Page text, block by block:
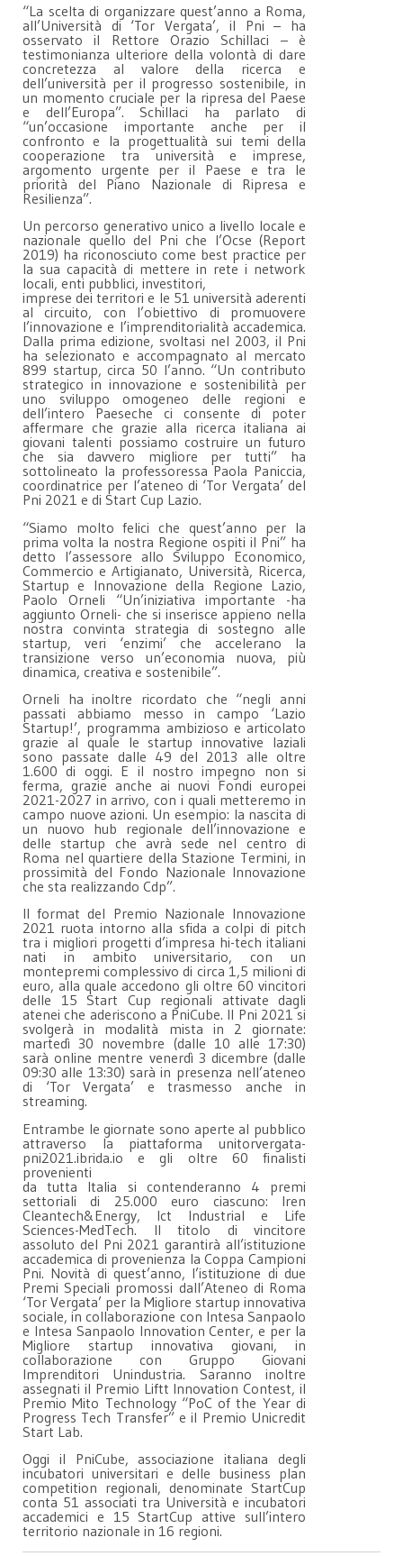
“La scelta di organizzare quest’anno a Roma,
all’Università di ‘Tor Vergata’, il Pni – ha
osservato il Rettore Orazio Schillaci – è
testimonianza ulteriore della volontà di dare
concretezza al valore della ricerca e
dell’università per il progresso sostenibile, in
un momento cruciale per la ripresa del Paese
e dell’Europa”. Schillaci ha parlato di
“un’occasione importante anche per il
confronto e la progettualità sui temi della
cooperazione tra università e imprese,
argomento urgente per il Paese e tra le
priorità del Piano Nazionale di Ripresa e
Resilienza”.
Un percorso generativo unico a livello locale e
nazionale quello del Pni che l’Ocse (Report
2019) ha riconosciuto come best practice per
la sua capacità di mettere in rete i network
locali, enti pubblici, investitori,
imprese dei territori e le 51 università aderenti
al circuito, con l’obiettivo di promuovere
l’innovazione e l’imprenditorialità accademica.
Dalla prima edizione, svoltasi nel 2003, il Pni
ha selezionato e accompagnato al mercato
899 startup, circa 50 l’anno. “Un contributo
strategico in innovazione e sostenibilità per
uno sviluppo omogeneo delle regioni e
dell’intero Paeseche ci consente di poter
affermare che grazie alla ricerca italiana ai
giovani talenti possiamo costruire un futuro
che sia davvero migliore per tutti” ha
sottolineato la professoressa Paola Paniccia,
coordinatrice per l’ateneo di ‘Tor Vergata’ del
Pni 2021 e di Start Cup Lazio.
“Siamo molto felici che quest’anno per la
prima volta la nostra Regione ospiti il Pni” ha
detto l’assessore allo Sviluppo Economico,
Commercio e Artigianato, Università, Ricerca,
Startup e Innovazione della Regione Lazio,
Paolo Orneli “Un’iniziativa importante -ha
aggiunto Orneli- che si inserisce appieno nella
nostra convinta strategia di sostegno alle
startup, veri ‘enzimi’ che accelerano la
transizione verso un’economia nuova, più
dinamica, creativa e sostenibile”.
Orneli ha inoltre ricordato che “negli anni
passati abbiamo messo in campo ‘Lazio
Startup!’, programma ambizioso e articolato
grazie al quale le startup innovative laziali
sono passate dalle 49 del 2013 alle oltre
1.600 di oggi. E il nostro impegno non si
ferma, grazie anche ai nuovi Fondi europei
2021-2027 in arrivo, con i quali metteremo in
campo nuove azioni. Un esempio: la nascita di
un nuovo hub regionale dell’innovazione e
delle startup che avrà sede nel centro di
Roma nel quartiere della Stazione Termini, in
prossimità del Fondo Nazionale Innovazione
che sta realizzando Cdp”.
Il format del Premio Nazionale Innovazione
2021 ruota intorno alla sfida a colpi di pitch
tra i migliori progetti d’impresa hi-tech italiani
nati in ambito universitario, con un
montepremi complessivo di circa 1,5 milioni di
euro, alla quale accedono gli oltre 60 vincitori
delle 15 Start Cup regionali attivate dagli
atenei che aderiscono a PniCube. Il Pni 2021 si
svolgerà in modalità mista in 2 giornate:
martedì 30 novembre (dalle 10 alle 17:30)
sarà online mentre venerdì 3 dicembre (dalle
09:30 alle 13:30) sarà in presenza nell’ateneo
di ‘Tor Vergata’ e trasmesso anche in
streaming.
Entrambe le giornate sono aperte al pubblico
attraverso la piattaforma unitorvergata-
pni2021.ibrida.io e gli oltre 60 finalisti
provenienti
da tutta Italia si contenderanno 4 premi
settoriali di 25.000 euro ciascuno: Iren
Cleantech&Energy, Ict Industrial e Life
Sciences-MedTech. Il titolo di vincitore
assoluto del Pni 2021 garantirà all’istituzione
accademica di provenienza la Coppa Campioni
Pni. Novità di quest’anno, l’istituzione di due
Premi Speciali promossi dall’Ateneo di Roma
‘Tor Vergata’ per la Migliore startup innovativa
sociale, in collaborazione con Intesa Sanpaolo
e Intesa Sanpaolo Innovation Center, e per la
Migliore startup innovativa giovani, in
collaborazione con Gruppo Giovani
Imprenditori Unindustria. Saranno inoltre
assegnati il Premio Liftt Innovation Contest, il
Premio Mito Technology “PoC of the Year di
Progress Tech Transfer” e il Premio Unicredit
Start Lab.
Oggi il PniCube, associazione italiana degli
incubatori universitari e delle business plan
competition regionali, denominate StartCup
conta 51 associati tra Università e incubatori
accademici e 15 StartCup attive sull’intero
territorio nazionale in 16 regioni.